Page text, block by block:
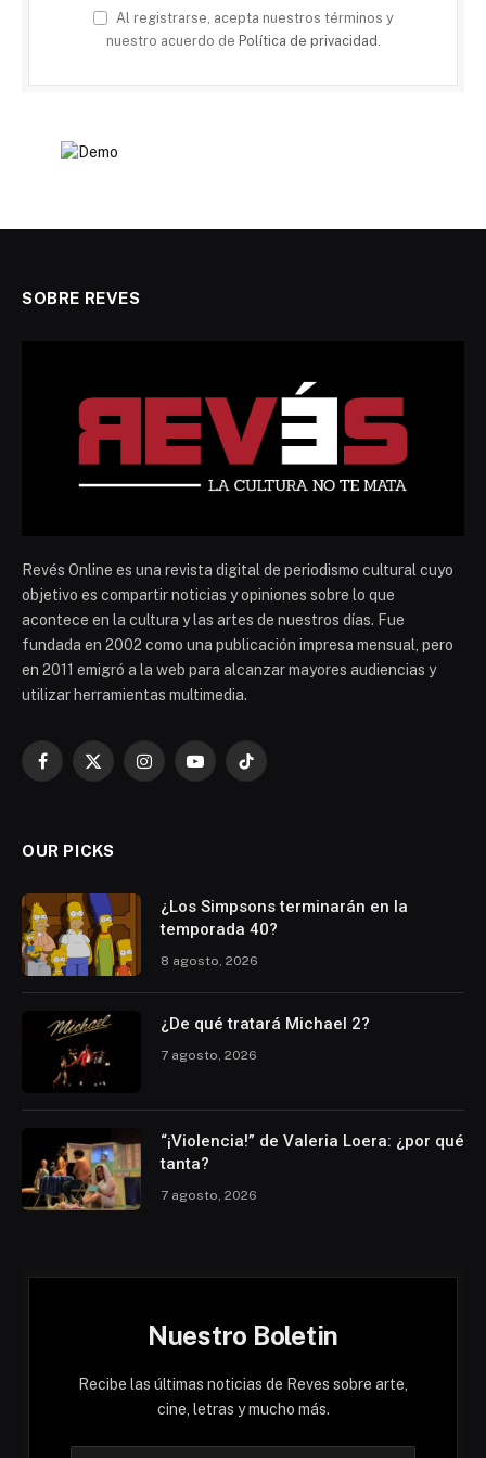
Al registrarse, acepta nuestros términos y
nuestro acuerdo de Política de privacidad
SOBRE REVES
Revés Online es una revista digital de periodismo cultural cuyo
objetivo es compartir noticias y opiniones sobre lo que
acontece en la cultura y las artes de nuestros días. Fue
fundada en 2002 como una publicación impresa mensual, pero
en 2011 emigró a la web para alcanzar mayores audiencias y
utilizar herramientas multimedia.
Facebook
X
InstagramYouTubeTikTok
OUR PICKS
¿Los Simpsons terminarán en la
temporada 40?
8 agosto, 2026
¿De qué tratará Michael 2?
7 agosto, 2026
“¡Violencia!” de Valeria Loera: ¿por qué
tanta?
7 agosto, 2026
Nuestro Boletin
Recibe las últimas noticias de Reves sobre arte,
cine, letras y mucho más.